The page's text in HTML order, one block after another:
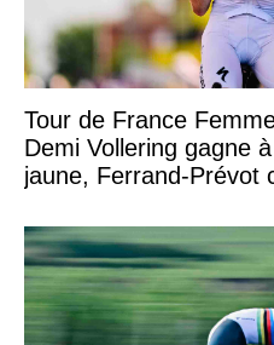
Tour de France
Demi Vollering gagne
jaune, Ferrand-Prévot